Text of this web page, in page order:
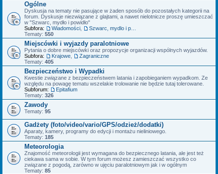
Ogólne
Dyskusja na tematy nie pasujące w żaden sposób do pozostałych kategorii na
forum. Dyskusje niezwiązane z glajtami, a nawet nielotnicze proszę umieszczać
w "Szwarc, mydło i powidło"
Subfora:
Wiadomości
Tematy: 550
Miejscówki i wyjazdy paralotniowe
Pytania o dobre miejscówki oraz propozycje organizacji wspólnych wyjazdów.
Subfora:
Krajowe
Zagraniczne
Tematy: 405
Bezpieczeństwo i Wypadki
Kwestie związane z bezpieczeństwem latania i zapobieganiem wypadkom. Ze
względu na powagę tematu wszelakie trolowanie nie będzie tutaj tolerowane.
Subforum:
Epitafium
Tematy: 326
Zawody
Tematy: 95
Gadżety (foto/video/vario/GPS/odzież/dodatki)
Aparaty, kamery, programy do edycji i montażu nieliniowego.
Tematy: 185
Meteorologia
Znajomość meteorologii jest wymagana do bezpiecznego latania, ale jest też
ciekawa sama w sobie. W tym forum możesz zamieszczać wszystko co
związane z pogodą, zarówno w ujęciu paralotniowym jak i w ogólnym
Tematy: 85